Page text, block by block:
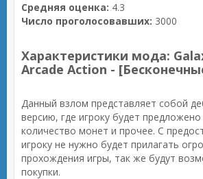
Средняя оценка: 4.3
Число проголосовавших: 3000
Характеристики мода:
Arcade Action -
Данный взлом представляет собой
версию, где игроку будет
количество монет и прочее. С
игроку не нужно будет прилагать
прохождения игры, так же будут
покупки.